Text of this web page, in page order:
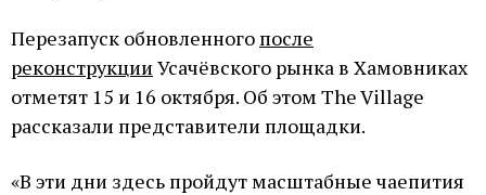
Перезапуск обновленного после
реконструкцииУсачёвского рынка в Хамовниках
отметят 15 и 16 октября. Об этом The Village
рассказали представители площадки.
«В эти дни здесь пройдут масштабные чаепития